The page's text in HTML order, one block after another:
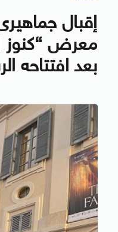
إقبال
معرض “كنوز
بعد افتتاحه